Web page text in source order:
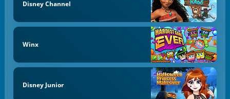
Disney Channel
Winx
Disney Junior